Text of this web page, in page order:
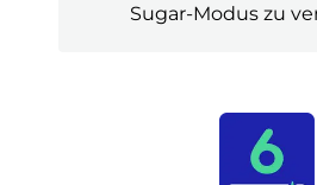
Sugar-Modus zu